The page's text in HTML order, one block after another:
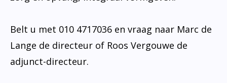
Belt u met 010 4717036 en vraag naar Marc de
Lange de directeur of Roos Vergouwe de
adjunct-directeur.